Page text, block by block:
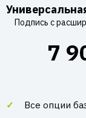
Подпись с
7
Все опции